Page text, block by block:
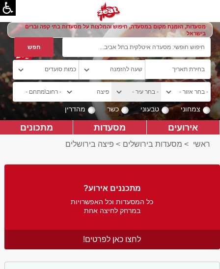
מסעדות, הזמנת מקום במסעדה, חיפוש והמלצות על מסעדות בתי קפה וברים
בישראל
צמחוני טבעוני כשר מהדרין
אירועים מסעדות מתכונים
ראשי > מסעדות בירושלים > פיצה בירושלים
מתכננים אירוע?
כל המסעדות וכל האפשרויות
במרחק לחיצה אחת
לחצו כאן לפרטים!